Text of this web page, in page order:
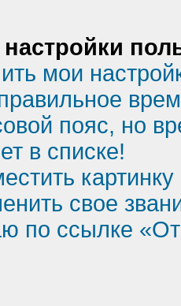
мои
пояс, но
в списке!
свое
по ссылке